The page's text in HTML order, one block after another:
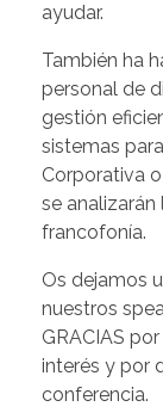
ayudar.
También ha
personal de
gestión
sistemas
Corporativa
se
francofonía.
Os dejamos
nuestros
GRACIAS
interés y por
conferencia.